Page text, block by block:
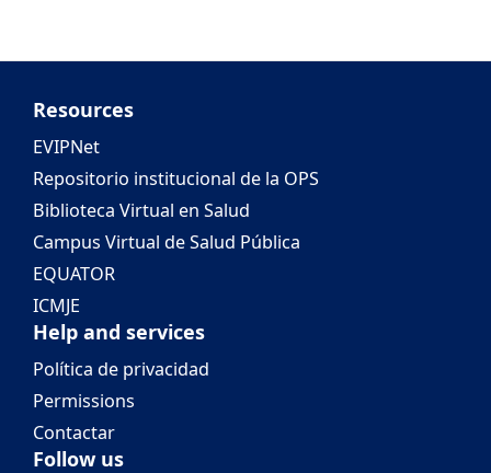
Resources
EVIPNet
Repositorio institucional de la OPS
Biblioteca Virtual en Salud
Campus Virtual de Salud Pública
EQUATOR
ICMJE
Help and services
Política de privacidad
Permissions
Contactar
Follow us